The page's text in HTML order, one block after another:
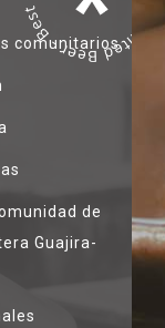
comunitarios
de
Guajira-